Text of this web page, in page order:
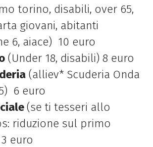
torino, disabili, over 65,
giovani, abitanti
6, aiace) 10 euro
(Under 18, disabili) 8 euro
(alliev* Scuderia Onda
6 euro
(se ti tesseri allo
riduzione sul primo
euro